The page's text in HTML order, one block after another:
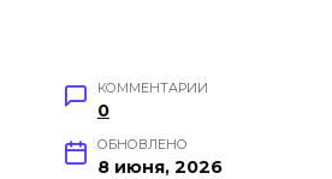
КОММЕНТАРИИ
0
ОБНОВЛЕНО
8 июня, 2026